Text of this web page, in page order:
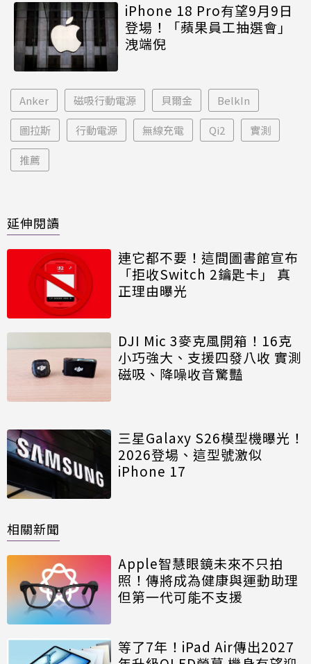
iPhone 18 Pro有望9月9日
登場！「蘋果員工抽選會」
洩端倪
Anker 磁吸行動電源 貝爾金 BelkIn
圖拉斯 行動電源 無線充電 Qi2 實測
推薦
延伸閱讀
連它都不要！這間圖書館宣布
「拒收Switch 2鑰匙卡」 真
正理由曝光
DJI Mic 3麥克風開箱！16克
小巧強大、支援四發八收 實測
磁吸、降噪收音驚豔
三星Galaxy S26模型機曝光！
2026登場、這型號激似
iPhone 17
相關新聞
Apple智慧眼鏡未來不只拍
照！傳將成為健康與運動助理
但第一代可能不支援
等了7年！iPad Air傳出2027